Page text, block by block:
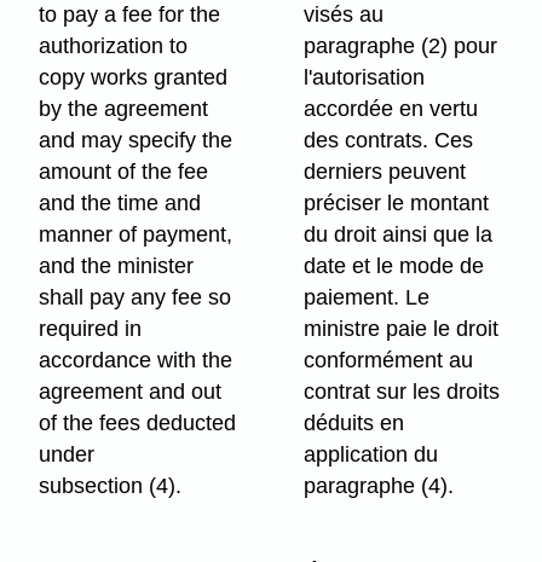
to pay a fee for the
authorization to
copy works granted
by the agreement
and may specify the
amount of the fee
and the time and
manner of payment,
and the minister
shall pay any fee so
required in
accordance with the
agreement and out
of the fees deducted
under
subsection (4).
visés au
paragraphe (2) pour
l'autorisation
accordée en vertu
des contrats. Ces
derniers peuvent
préciser le montant
du droit ainsi que la
date et le mode de
paiement. Le
ministre paie le droit
conformément au
contrat sur les droits
déduits en
application du
paragraphe (4).